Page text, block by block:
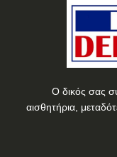
Ο δικός σας
αισθητήρια,